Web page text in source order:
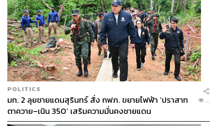
POLITICS
มท. 2 ลุยชายแดนสุรินทร์ สั่ง กฟภ. ขยายไฟฟ้า ‘ปราสาท
ตาควาย–เนิน 350’ เสริมความมั่นคงชายแดน
...